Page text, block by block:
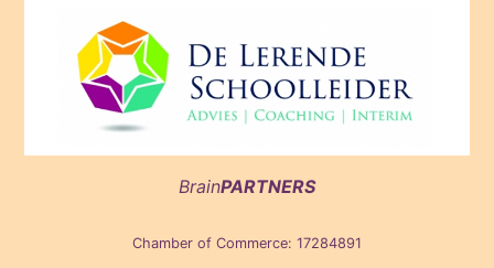
BrainPARTNERS
Chamber of Commerce: 17284891